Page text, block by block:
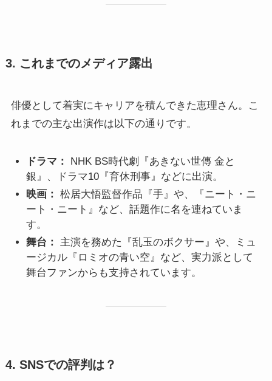
3. これまでのメディア露出
俳優として着実にキャリアを積んできた恵理さん。こ
れまでの主な出演作は以下の通りです。
ドラマ：
NHK BS時代劇『あきない世傳 金と
銀』、ドラマ10『育休刑事』などに出演。
映画： 松居大悟監督作品『手』や、『ニート・ニ
ート・ニート』など、話題作に名を連ねていま
す。
舞台：
主演を務めた『乱玉のボクサー』や、ミュ
ージカル『ロミオの青い空』など、実力派として
舞台ファンからも支持されています。
4. SNSでの評判は？